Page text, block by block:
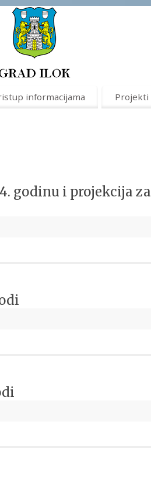
informacijama Projekti
godinu i projekcija za